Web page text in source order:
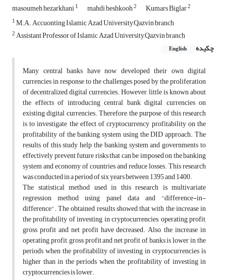
masoumeh hezarkhani1 mahdi beshkooh2 Kumars Biglar2
1M.A. Accuonting Islamic Azad University,Qazvin branch
2Assistant Professor of Islamic Azad University,Qazvin branch
چکیده
English
Many central banks have now developed their own digital
currencies in response to the challenges posed by the proliferation
of decentralized digital currencies. However, little is known about
the effects of introducing central bank digital currencies on
existing digital currencies. Therefore, the purpose of this research
is to investigate the effect of cryptocurrency profitability on the
profitability of the banking system using the DID approach. The
results of this study help the banking system and governments to
effectively prevent future risks that can be imposed on the banking
system and economy of countries and reduce losses. This research
was conducted in a period of six years between 1395 and 1400.
The statistical method used in this research is multivariate
regression method using panel data and "difference-in-
difference". The obtained results showed that with the increase in
the profitability of investing in cryptocurrencies, operating profit,
gross profit and net profit have decreased. Also, the increase in
operating profit, gross profit and net profit of banks is lower in the
periods when the profitability of investing in cryptocurrencies is
higher than in the periods when the profitability of investing in
cryptocurrencies is lower.